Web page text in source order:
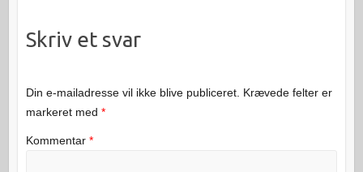
Skriv et svar
Din e-mailadresse vil ikke blive publiceret. Krævede felter er
markeret med *
Kommentar *